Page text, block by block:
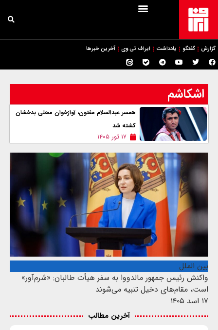
گزارش گفتگو یادداشت ایراف تی وی آخرین خبرها
اشکاشم
همسر عبدالسلام مفتون، آوازخوان محلی بدخشان
کشته شد
۱۷ ثور ۱۴۰۵
بین الملل
واکنش رئیس جمهور مالدووا به سفر هیأت طالبان: «شرم‌آور»
است، مقام‌های دخیل تنبیه می‌شوند
۱۷ اسد ۱۴۰۵
آخرین مطالب